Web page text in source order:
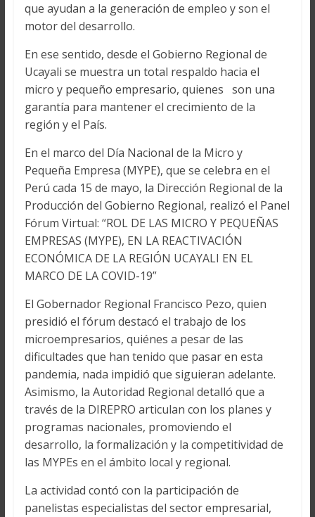
que ayudan a la generación de empleo y son el
motor del desarrollo.
En ese sentido, desde el Gobierno Regional de
Ucayali se muestra un total respaldo hacia el
micro y pequeño empresario, quienes son una
garantía para mantener el crecimiento de la
región y el País.
En el marco del Día Nacional de la Micro y
Pequeña Empresa (MYPE), que se celebra en el
Perú cada 15 de mayo, la Dirección Regional de la
Producción del Gobierno Regional, realizó el Panel
Fórum Virtual: “ROL DE LAS MICRO Y PEQUEÑAS
EMPRESAS (MYPE), EN LA REACTIVACIÓN
ECONÓMICA DE LA REGIÓN UCAYALI EN EL
MARCO DE LA COVID-19”
El Gobernador Regional Francisco Pezo, quien
presidió el fórum destacó el trabajo de los
microempresarios, quiénes a pesar de las
dificultades que han tenido que pasar en esta
pandemia, nada impidió que siguieran adelante.
Asimismo, la Autoridad Regional detalló que a
través de la DIREPRO articulan con los planes y
programas nacionales, promoviendo el
desarrollo, la formalización y la competitividad de
las MYPEs en el ámbito local y regional.
La actividad contó con la participación de
panelistas especialistas del sector empresarial,